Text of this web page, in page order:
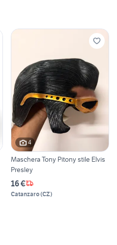
4
Maschera Tony Pitony stile Elvis
Presley
16 €
Catanzaro(CZ)